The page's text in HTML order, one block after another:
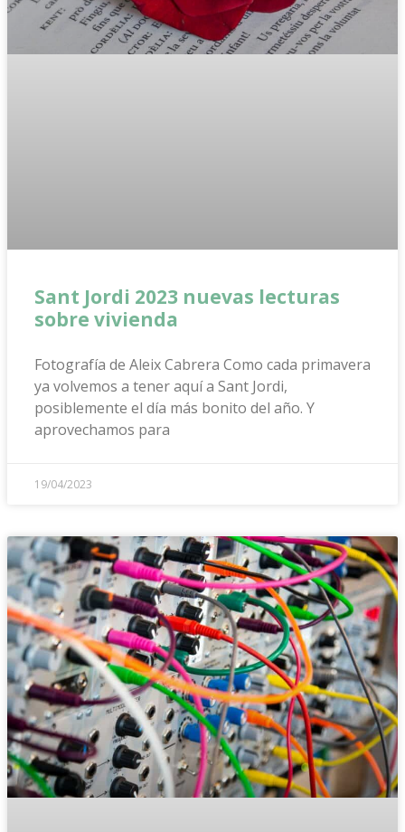
Sant Jordi 2023 nuevas lecturas
sobre vivienda
Fotografía de Aleix Cabrera Como cada primavera
ya volvemos a tener aquí a Sant Jordi,
posiblemente el día más bonito del año. Y
aprovechamos para
19/04/2023